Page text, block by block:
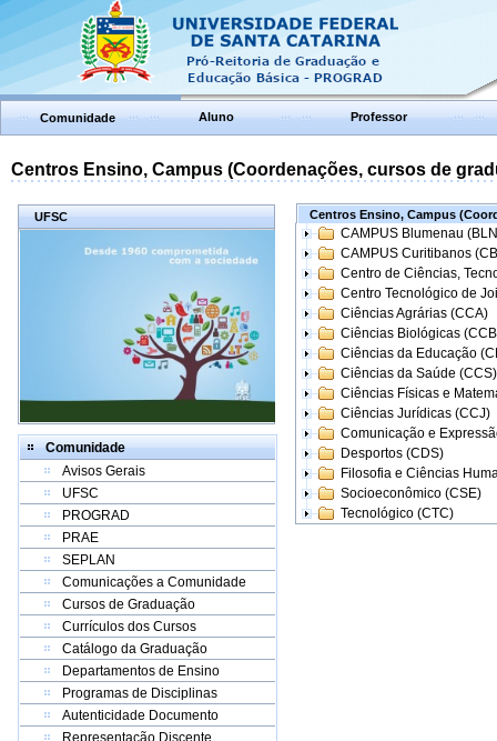
Comunidade Aluno Professor
Centros Ensino, Campus (Coordenações, cursos de
UFSC
Comunidade
Avisos Gerais
UFSC
PROGRAD
PRAE
SEPLAN
Comunicações a Comunidade
Cursos de Graduação
Currículos dos Cursos
Catálogo da Graduação
Departamentos de Ensino
Programas de Disciplinas
Autenticidade Documento
Representação Discente
Centros Ensino, Campus
CAMPUS Blumenau
CAMPUS Curitibanos
Centro de Ciências,
Centro Tecnológico de
Ciências Agrárias (CCA)
Ciências Biológicas
Ciências da Educação
Ciências da Saúde (CCS)
Ciências Físicas e
Ciências Jurídicas (CCJ)
Comunicação e
Desportos (CDS)
Filosofia e Ciências
Socioeconômico (CSE)
Tecnológico (CTC)